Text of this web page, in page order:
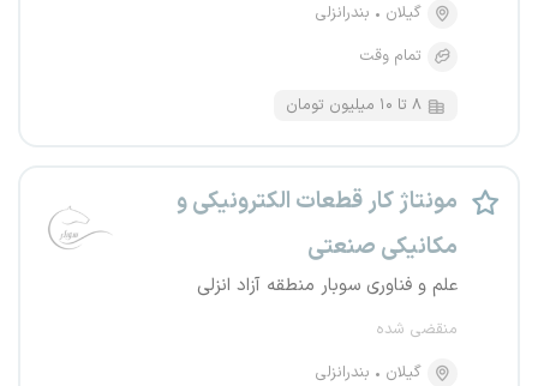
گیلان
بندرانزلی
تمام وقت
۸ تا ۱۰ میلیون تومان
مونتاژ کار قطعات الکترونیکی و
مکانیکی صنعتی
علم و فناوری سوبار منطقه آزاد انزلی
منقضی شده
گیلان
بندرانزلی